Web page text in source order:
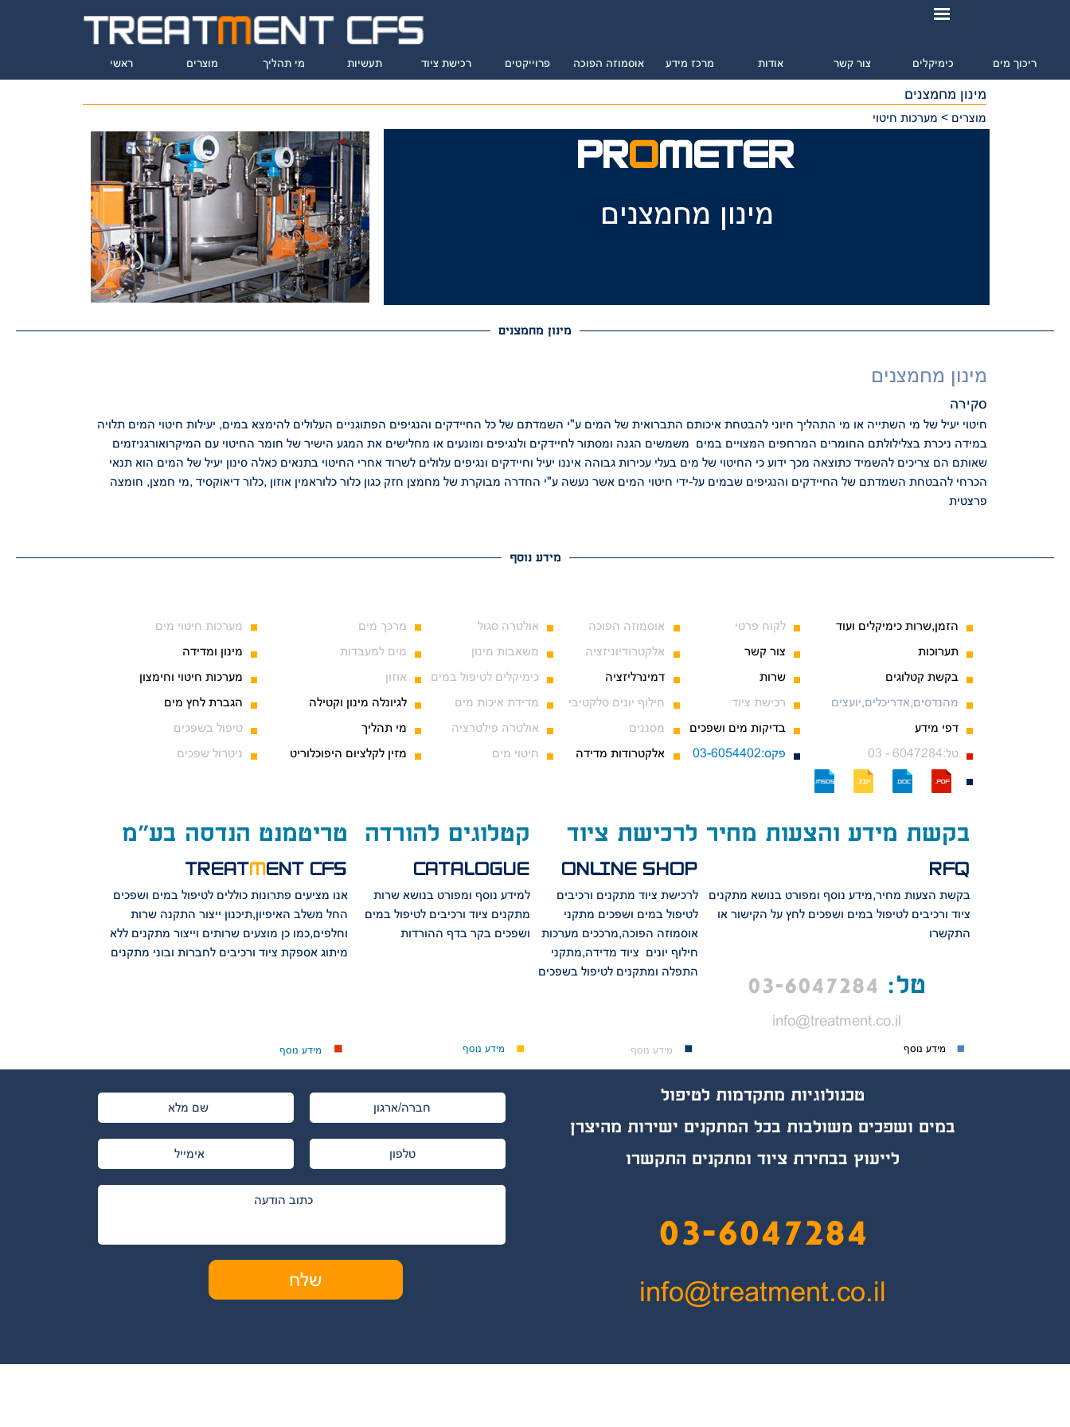
ראשי מוצרים מי תהליך תעשיות רכישת ציוד פרוייקטים אוסמוזה הפוכה מרכז מידע אודות צור קשר כימיקלים ריכוך מים
מינון מחמצנים
מוצרים > מערכות חיטוי
PROMETER
מינון מחמצנים
מינון מחמצנים
מינון מחמצנים
סקירה
חיטוי יעיל של מי השתייה או מי התהליך חיוני להבטחת איכותם התברואית של המים ע"י השמדתם של כל החיידקים והנגיפים הפתוגניים העלולים להימצא במים, יעילות חיטוי המים תלויה
במידה ניכרת בצלילולתם החומרים המרחפים המצויים במים משמשים הגנה ומסתור לחיידקים ולנגיפים ומונעים או מחלישים את המגע הישיר של חומר החיטוי עם המיקרואורגניזמים
שאותם הם צריכים להשמיד כתוצאה מכך ידוע כי החיטוי של מים בעלי עכירות גבוהה איננו יעיל וחיידקים ונגיפים עלולים לשרוד אחרי החיטוי בתנאים כאלה סינון יעיל של המים הוא תנאי
הכרחי להבטחת השמדתם של החיידקים והנגיפים שבמים על-ידי חיטוי המים אשר נעשה ע"י החדרה מבוקרת של מחמצן חזק כגון כלור כלוראמין אוזון ,כלור דיאוקסיד ,מי חמצן, חומצה
פרצטית
מידע נוסף
מערכות חיטוי מים מרכך מים אולטרה סגול אוסמוזה הפוכה לקוח פרטי
הזמן,שרות כימיקלים ועוד
מינון ומדידה
מים למעבדות משאבות מינון אלקטרודיוניזציה צור קשר
תערוכות
מערכות חיטוי וחימצון
אוזון כימיקלים לטיפול במים דמינרליזציה שרות
בקשת קטלוגים
הגברת לחץ מים
לגיונלה מינון וקטילה מדידת איכות מים חילוף יונים סלקטיבי רכישת ציוד
מהנדסים,אדריכלים,יועצים
טיפול בשפכים
מי תהליך אולטרה פילטרציה מסננים בדיקות מים ושפכים
דפי מידע
ניטרול שפכים
מזין לקלציום היפוכלוריט חיטוי מים אלקטרודות מדידה 03-6054402:פקס 03 - 6047284:טל
טריטמנט הנדסה בע"מ
TREATMENT CFS
אנו מציעים פתרונות כוללים לטיפול במים ושפכים
החל משלב האיפיון,תיכנון ייצור התקנה שרות
וחלפים,כמו כן מוצעים שרותים וייצור מתקנים ללא
מיתוג אספקת ציוד ורכיבים לחברות ובוני מתקנים
קטלוגים להורדה
CATALOGUE
למידע נוסף ומפורט בנושא שרות
מתקנים ציוד ורכיבים לטיפול במים
ושפכים בקר בדף ההורדות
לרכישת ציוד
ONLINE SHOP
לרכישת ציוד מתקנים ורכיבים
לטיפול במים ושפכים מתקני
אוסמוזה הפוכה,מרככים מערכות
חילוף יונים ציוד מדידה,מתקני
התפלה ומתקנים לטיפול בשפכים
בקשת מידע והצעות מחיר
RFQ
בקשת הצעות מחיר,מידע נוסף ומפורט בנושא מתקנים
ציוד ורכיבים לטיפול במים ושפכים לחץ על הקישור או
התקשרו
טל: 03-6047284
info@treatment.co.il
מידע נוסף מידע נוסף מידע נוסף מידע נוסף
טכנולוגיות מתקדמות לטיפול
במים ושפכים משולבות בכל המתקנים ישירות מהיצרן
לייעוץ בבחירת ציוד ומתקנים התקשרו
03-6047284
info@treatment.co.il